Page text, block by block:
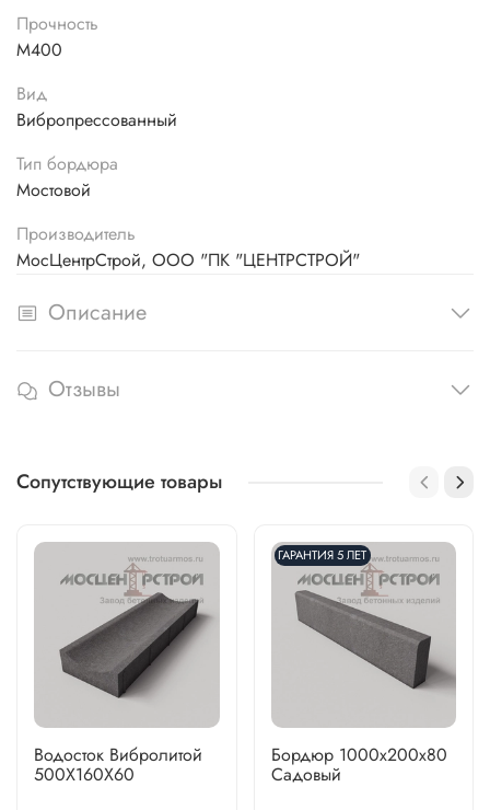
Прочность
М400
Вид
Вибропрессованный
Тип бордюра
Мостовой
Производитель
МосЦентрСтрой, ООО "ПК "ЦЕНТРСТРОЙ"
Описание
Отзывы
Сопутствующие товары
Водосток Вибролитой
500Х160Х60
ГАРАНТИЯ 5 ЛЕТ
Бордюр 1000х200х80
Садовый